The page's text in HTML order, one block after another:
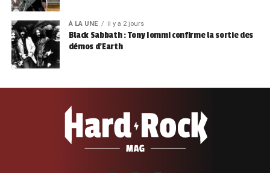
À LA UNE il y a 2 jours
Black Sabbath : Tony Iommi confirme la sortie des
démos d’Earth